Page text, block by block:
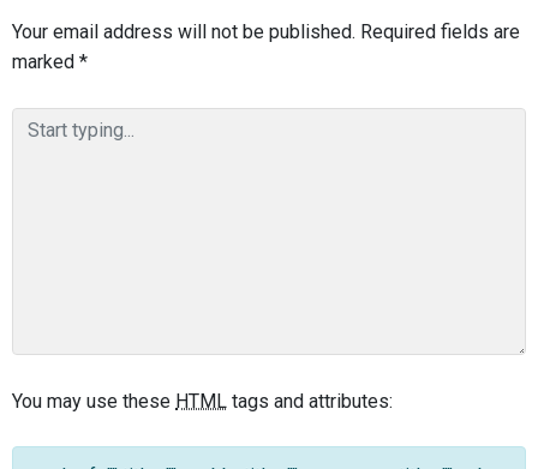
Your email address will not be published. Required fields are
marked *
You may use these HTML tags and attributes: